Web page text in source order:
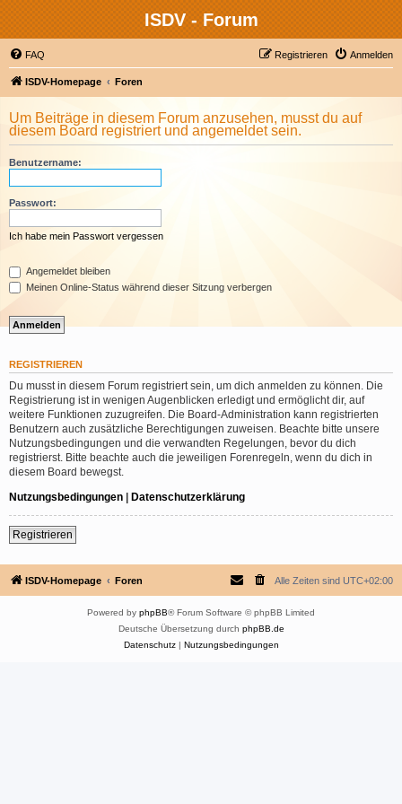
ISDV - Forum
FAQ Anmelden
Registrieren
ISDV-Homepage Foren
Um Beiträge in diesem Forum anzusehen, musst du auf
diesem Board registriert und angemeldet sein.
Benutzername:
Passwort:
Ich habe mein Passwort vergessen
Angemeldet bleiben
Meinen Online-Status während dieser Sitzung verbergen
REGISTRIEREN
Du musst in diesem Forum registriert sein, um dich anmelden zu können. Die
Registrierung ist in wenigen Augenblicken erledigt und ermöglicht dir, auf
weitere Funktionen zuzugreifen. Die Board-Administration kann registrierten
Benutzern auch zusätzliche Berechtigungen zuweisen. Beachte bitte unsere
Nutzungsbedingungen und die verwandten Regelungen, bevor du dich
registrierst. Bitte beachte auch die jeweiligen Forenregeln, wenn du dich in
diesem Board bewegst.
Nutzungsbedingungen | Datenschutzerklärung
Registrieren
ISDV-Homepage Foren Alle Zeiten sind UTC+02:00
Powered by phpBB® Forum Software © phpBB Limited
Deutsche Übersetzung durch phpBB.de
Datenschutz| Nutzungsbedingungen